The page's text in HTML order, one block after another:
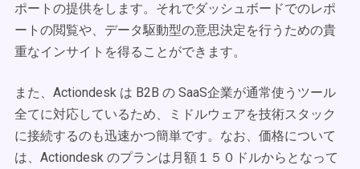
ポートの提供をします。それでダッシュボードでのレポ
ートの閲覧や、データ駆動型の意思決定を行うための貴
重なインサイトを得ることができます。
また、Actiondesk は B2B の SaaS企業が通常使うツール
全てに対応しているため、ミドルウェアを技術スタック
に接続するのも迅速かつ簡単です。なお、価格について
は、Actiondesk のプランは月額１５０ドルからとなって